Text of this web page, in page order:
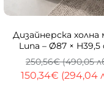
Дизайнерска холна
Luna – Ø87 × H39,5
150,34€ (294,04
250,56€ (490,05